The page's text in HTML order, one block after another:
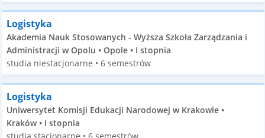
Logistyka
Akademia Nauk Stosowanych - Wyższa Szkoła Zarządzania i
Administracji w Opolu • Opole • I stopnia
studia niestacjonarne • 6 semestrów
Logistyka
Uniwersytet Komisji Edukacji Narodowej w Krakowie •
Kraków • I stopnia